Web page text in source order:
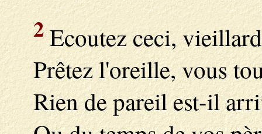
2Ecoutez ceci,
Prêtez l'oreille, vous
Rien de pareil est-il